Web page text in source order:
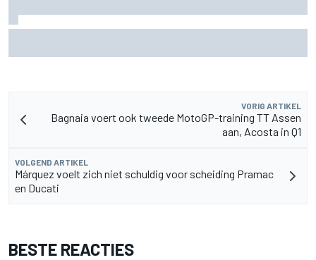
VORIG ARTIKEL
Bagnaia voert ook tweede MotoGP-training TT Assen
aan, Acosta in Q1
VOLGEND ARTIKEL
Márquez voelt zich niet schuldig voor scheiding Pramac
en Ducati
BESTE REACTIES